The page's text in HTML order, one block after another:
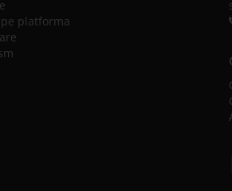
platforma